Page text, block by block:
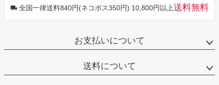
全国一律送料840円(ネコポス350円) 10,800円以上送料無料
お支払いについて
送料について